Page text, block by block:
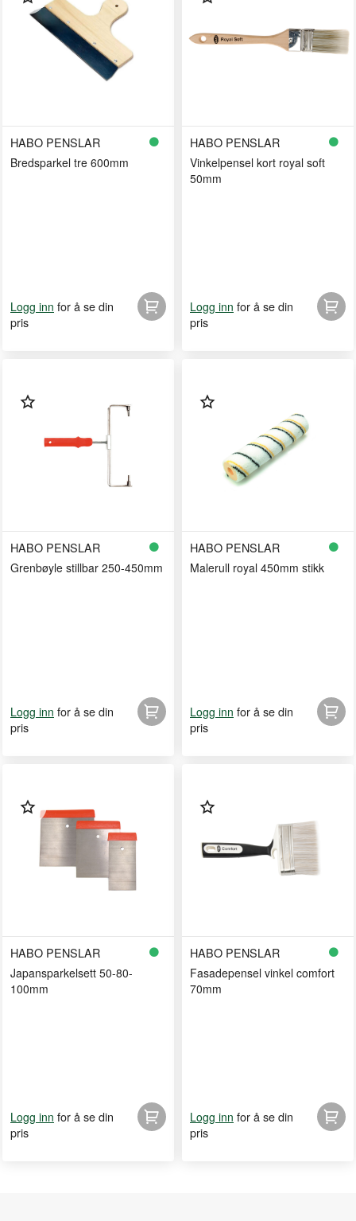
HABO PENSLAR
Bredsparkel tre 600mm
Logg inn for å se din
pris
HABO PENSLAR
Vinkelpensel kort royal soft
50mm
Logg inn for å se din
pris
HABO PENSLAR
Grenbøyle stillbar 250-450mm
Logg inn for å se din
pris
HABO PENSLAR
Malerull royal 450mm stikk
Logg inn for å se din
pris
HABO PENSLAR
Japansparkelsett 50-80-
100mm
Logg inn for å se din
pris
HABO PENSLAR
Fasadepensel vinkel comfort
70mm
Logg inn for å se din
pris